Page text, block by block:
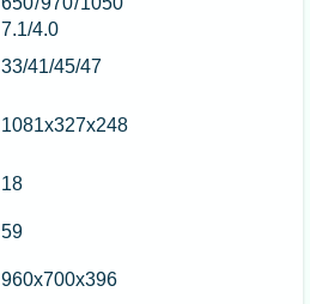
7.1/4.0
33/41/45/47
1081x327x248
18
59
960x700x396